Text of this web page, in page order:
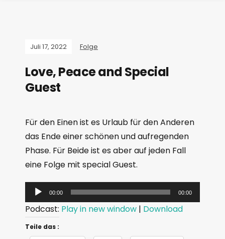
Juli 17, 2022 Folge
Love, Peace and Special
Guest
Für den Einen ist es Urlaub für den Anderen
das Ende einer schönen und aufregenden
Phase. Für Beide ist es aber auf jeden Fall
eine Folge mit special Guest.
u
d
00:00 00:00
Podcast: Play in new window | Download
Teile das :